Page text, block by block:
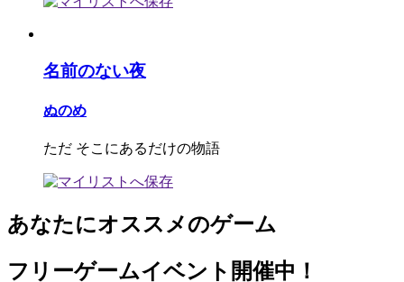
名前のない夜
ぬのめ
ただ そこにあるだけの物語
あなたにオススメのゲーム
フリーゲームイベント開催中！